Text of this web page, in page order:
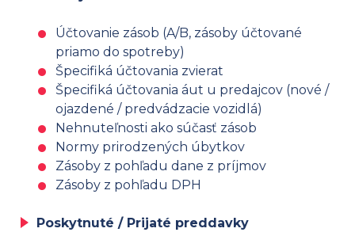
Účtovanie zásob (A/B, zásoby účtované
priamo do spotreby)
Špecifiká účtovania zvierat
Špecifiká účtovania áut u predajcov (nové /
ojazdené / predvádzacie vozidlá)
Nehnuteľnosti ako súčasť zásob
Normy prirodzených úbytkov
Zásoby z pohľadu dane z príjmov
Zásoby z pohľadu DPH
Poskytnuté / Prijaté preddavky